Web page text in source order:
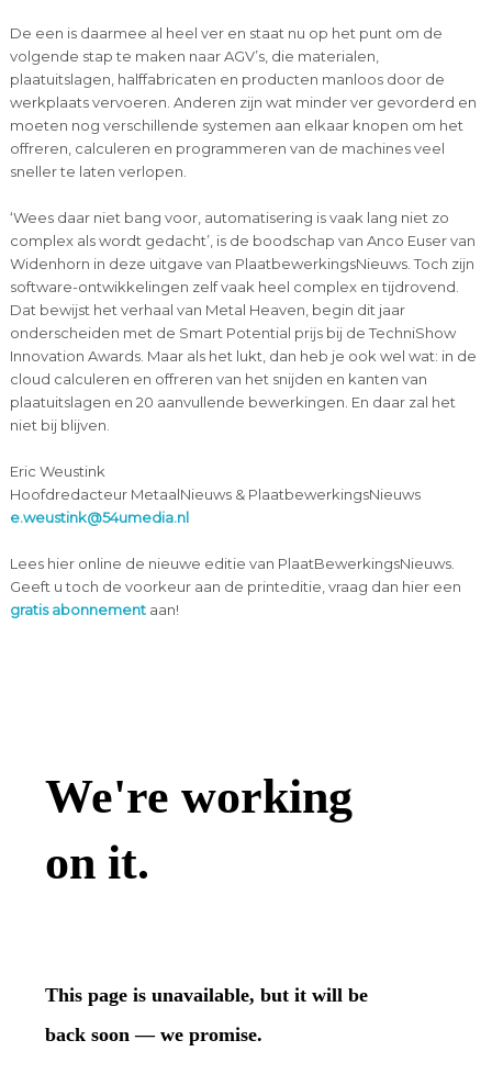
De een is daarmee al heel ver en staat nu op het punt om de
volgende stap te maken naar AGV’s, die materialen,
plaatuitslagen, halffabricaten en producten manloos door de
werkplaats vervoeren. Anderen zijn wat minder ver gevorderd en
moeten nog verschillende systemen aan elkaar knopen om het
offreren, calculeren en programmeren van de machines veel
sneller te laten verlopen.
‘Wees daar niet bang voor, automatisering is vaak lang niet zo
complex als wordt gedacht’, is de boodschap van Anco Euser van
Widenhorn in deze uitgave van PlaatbewerkingsNieuws. Toch zijn
software-ontwikkelingen zelf vaak heel complex en tijdrovend.
Dat bewijst het verhaal van Metal Heaven, begin dit jaar
onderscheiden met de Smart Potential prijs bij de TechniShow
Innovation Awards. Maar als het lukt, dan heb je ook wel wat: in de
cloud calculeren en offreren van het snijden en kanten van
plaatuitslagen en 20 aanvullende bewerkingen. En daar zal het
niet bij blijven.
Eric Weustink
Hoofdredacteur MetaalNieuws & PlaatbewerkingsNieuws
e.weustink@54umedia.nl
Lees hier online de nieuwe editie van PlaatBewerkingsNieuws.
Geeft u toch de voorkeur aan de printeditie, vraag dan hier een
gratis abonnementaan!